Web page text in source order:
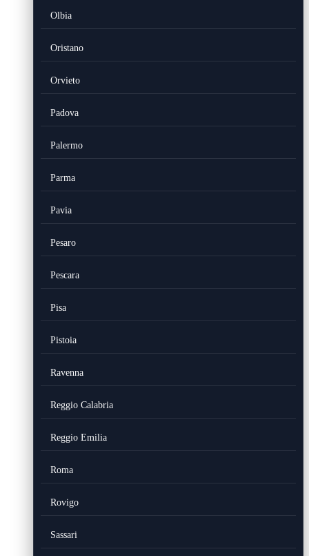
Olbia
Oristano
Orvieto
Padova
Palermo
Parma
Pavia
Pesaro
Pescara
Pisa
Pistoia
Ravenna
Reggio Calabria
Reggio Emilia
Roma
Rovigo
Sassari